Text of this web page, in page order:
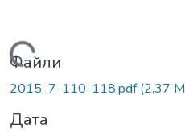
Вантажиться...
Файли
2015_7-110-118.pdf(2,37
Дата